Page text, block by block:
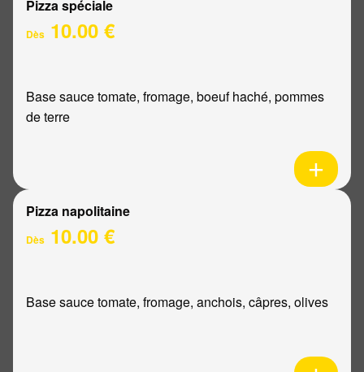
Pizza spéciale
Dès 10.00 €
Base sauce tomate, fromage, boeuf haché, pommes
de terre
Pizza napolitaine
Dès 10.00 €
Base sauce tomate, fromage, anchois, câpres, olives